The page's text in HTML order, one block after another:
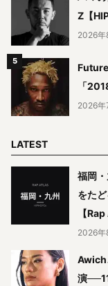
Z【
2026年
「
2026年
LATEST
福岡
をた
【
2026年
Awich
演